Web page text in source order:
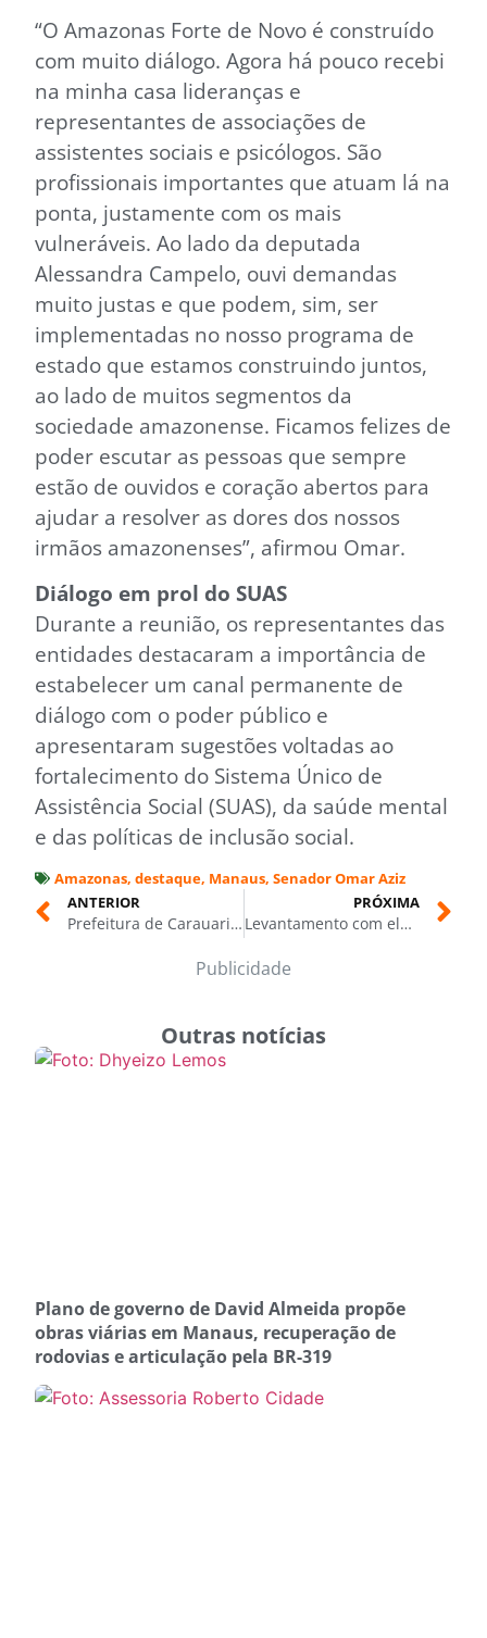
“O Amazonas Forte de Novo é construído
com muito diálogo. Agora há pouco recebi
na minha casa lideranças e
representantes de associações de
assistentes sociais e psicólogos. São
profissionais importantes que atuam lá na
ponta, justamente com os mais
vulneráveis. Ao lado da deputada
Alessandra Campelo, ouvi demandas
muito justas e que podem, sim, ser
implementadas no nosso programa de
estado que estamos construindo juntos,
ao lado de muitos segmentos da
sociedade amazonense. Ficamos felizes de
poder escutar as pessoas que sempre
estão de ouvidos e coração abertos para
ajudar a resolver as dores dos nossos
irmãos amazonenses”, afirmou Omar.
Diálogo em prol do SUAS
Durante a reunião, os representantes das
entidades destacaram a importância de
estabelecer um canal permanente de
diálogo com o poder público e
apresentaram sugestões voltadas ao
fortalecimento do Sistema Único de
Assistência Social (SUAS), da saúde mental
e das políticas de inclusão social.
Amazonas, destaque, Manaus, Senador Omar Aziz
ANTERIOR
Prefeitura de Carauari promove Copa na Orla com transmissão de Brasil x Haiti e atrações musicais nesta sexta-feira (19/06)
PRÓXIMA
Levantamento com eleitores de 20 municípios coloca Omar Aziz na frente da disputa pelo Governo
Publicidade
Outras notícias
Plano de governo de David Almeida propõe
obras viárias em Manaus, recuperação de
rodovias e articulação pela BR-319